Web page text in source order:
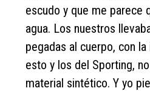
escudo y que me parece
agua. Los nuestros
pegadas al cuerpo, con
esto y los del Sporting,
material sintético. Y yo